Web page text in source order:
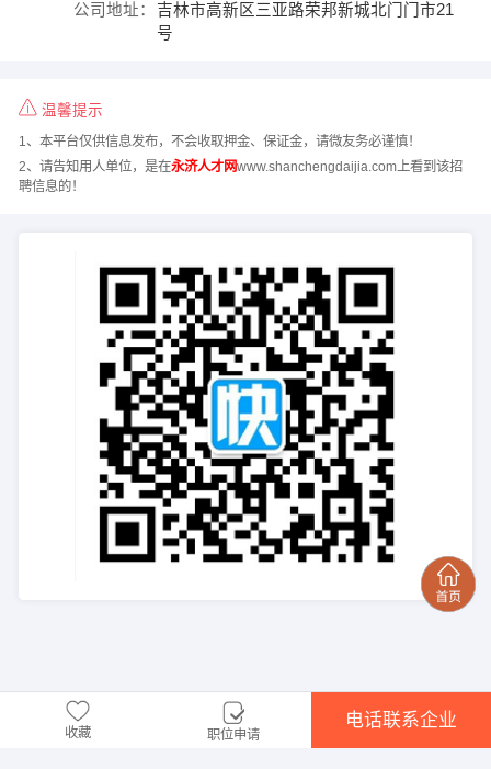
公司地址：
吉林市高新区三亚路荣邦新城北门门市21
号
温馨提示
1、本平台仅供信息发布，不会收取押金、保证金，请微友务必谨慎！
2、请告知用人单位，是在永济人才网www.shanchengdaijia.com上看到该招
聘信息的！
收藏 职位申请
电话联系企业